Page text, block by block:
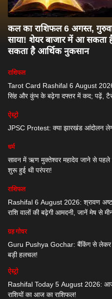
कल का राशिफल 6 अगस्त,
साया! शेयर बाजार में आ सकता
सकता है आर्थिक नुकसान
राशिफल
Tarot Card Rashifal 6 August
सिंह और कुंभ के बढ़ेगा दफ्तर में कद; पढ़ें,
ऐस्ट्रो
JPSC Protest: क्या झारखंड आंदोलन
धर्म
सावन में ऋण मुक्तेश्वर महादेव जाने से
शुरू हुई थी परंपरा!
राशिफल
Rashifal 6 August 2026: श्रावण
राशि वालों की बढ़ेगी आमदनी, जानें मेष से
ग्रह गोचर
Guru Pushya Gochar: बैंकिंग से
बड़ी हलचल!
ऐस्ट्रो
Rashifal Today 5 August 2026: आज
राशियों का आज का राशिफल!